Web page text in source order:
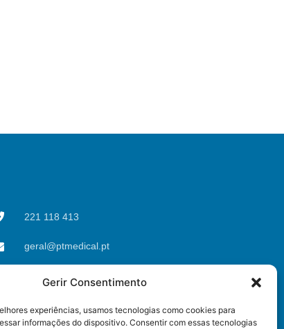
Gerir Consentimento
experiências, usamos tecnologias como cookies para
informações do dispositivo. Consentir com essas tecnologias
221 118 413
geral@ptmedical.pt
4425-051 Águas Santas,